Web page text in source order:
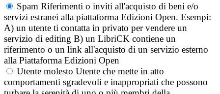
Spam Riferimenti o inviti all'acquisto di beni e/o
servizi estranei alla piattaforma Edizioni Open. Esempi:
A) un utente ti contatta in privato per vendere un
servizio di editing B) un LibriCK contiene un
riferimento o un link all'acquisto di un servizio esterno
alla Piattaforma Edizioni Open
Utente molesto Utente che mette in atto
comportamenti sgradevoli e inappropriati che possono